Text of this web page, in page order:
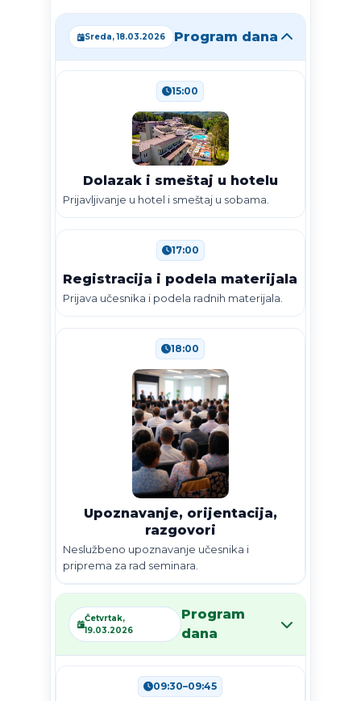
Sreda, 18.03.2026 Program dana
15:00
Dolazak i smeštaj u hotelu
Prijavljivanje u hotel i smeštaj u sobama.
17:00
Registracija i podela materijala
Prijava učesnika i podela radnih materijala.
18:00
Upoznavanje, orijentacija,
razgovori
Neslužbeno upoznavanje učesnika i
priprema za rad seminara.
Četvrtak,
19.03.2026
Program
dana
09:30–09:45